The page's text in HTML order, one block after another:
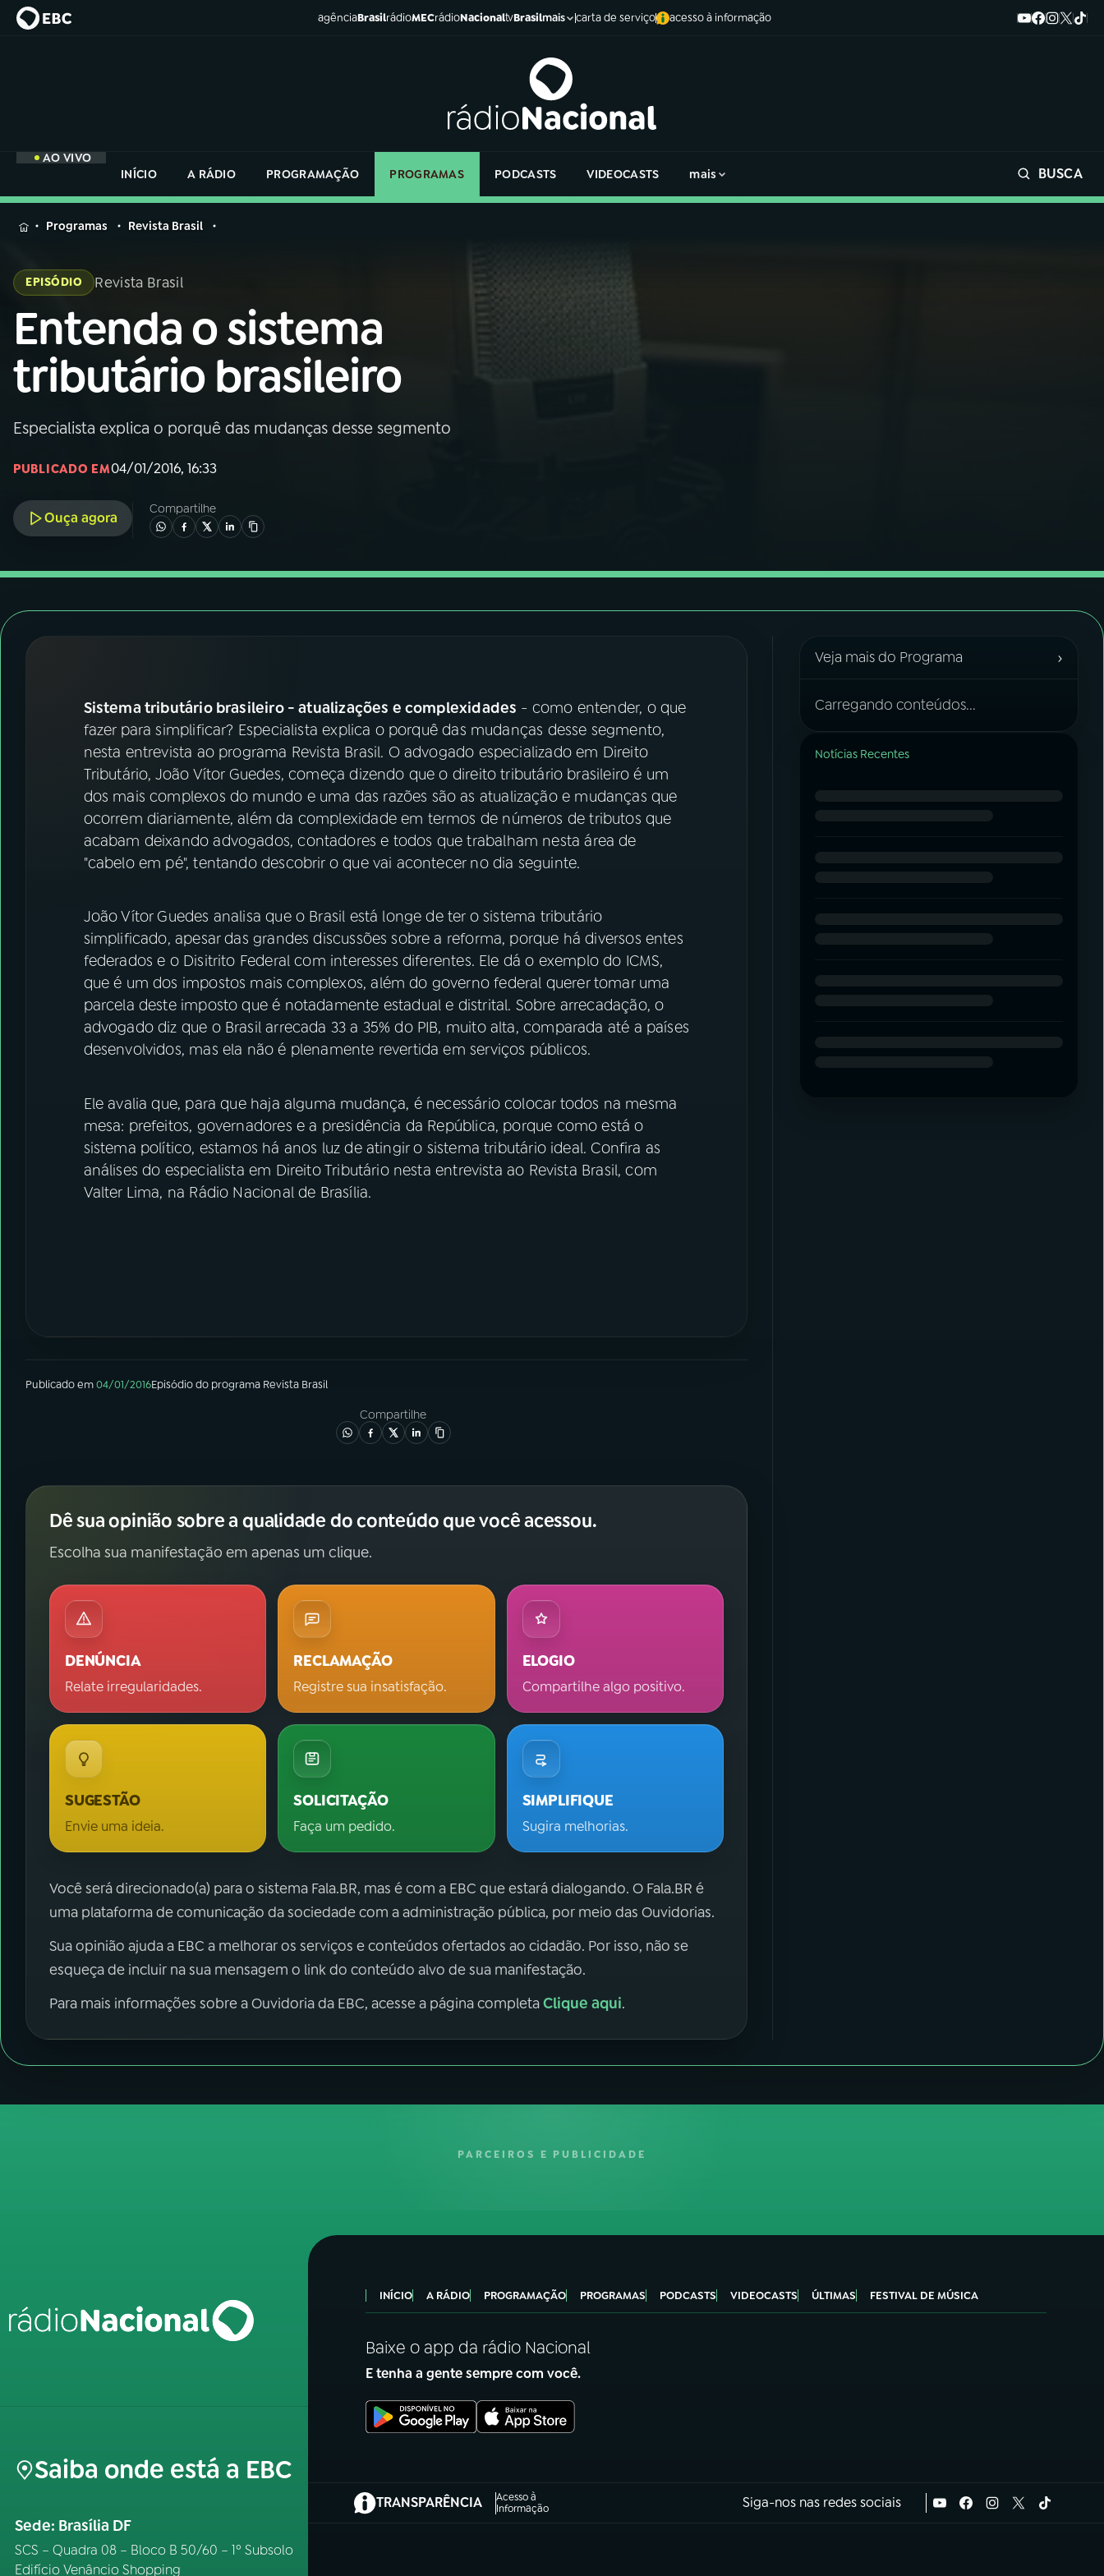
agênciaBrasilrádioMECrádioNacionaltvBrasilmais carta de serviço acesso à informação
AO VIVO
INÍCIO
A RÁDIO PROGRAMAÇÃO PROGRAMAS PODCASTS VIDEOCASTS mais BUSCA
MENU
Buscar
na
Rádio
Nacional
AO VIVO
02A RÁDIO
03PROGRAMAÇÃO
04PROGRAMAS
ÚLTIMAS
FESTIVAL DE MÚSICA
ACOMPANHE A RÁDIO NACIONAL
Instagram X
na
Rádio
Programas Revista Brasil
EPISÓDIO Revista Brasil
Entenda o sistema
tributário brasileiro
Especialista explica o porquê das mudanças desse segmento
PUBLICADO EM04/01/2016, 16:33
Ouça agora
Compartilhe
Sistema tributário brasileiro - atualizações e complexidades - como entender, o que
fazer para simplificar? Especialista explica o porquê das mudanças desse segmento,
nesta entrevista ao programa Revista Brasil. O advogado especializado em Direito
Tributário, João Vítor Guedes, começa dizendo que o direito tributário brasileiro é um
dos mais complexos do mundo e uma das razões são as atualização e mudanças que
ocorrem diariamente, além da complexidade em termos de números de tributos que
acabam deixando advogados, contadores e todos que trabalham nesta área de
"cabelo em pé", tentando descobrir o que vai acontecer no dia seguinte.
João Vítor Guedes analisa que o Brasil está longe de ter o sistema tributário
simplificado, apesar das grandes discussões sobre a reforma, porque há diversos entes
federados e o Disitrito Federal com interesses diferentes. Ele dá o exemplo do ICMS,
que é um dos impostos mais complexos, além do governo federal querer tomar uma
parcela deste imposto que é notadamente estadual e distrital. Sobre arrecadação, o
advogado diz que o Brasil arrecada 33 a 35% do PIB, muito alta, comparada até a países
desenvolvidos, mas ela não é plenamente revertida em serviços públicos.
Ele avalia que, para que haja alguma mudança, é necessário colocar todos na mesma
mesa: prefeitos, governadores e a presidência da República, porque como está o
sistema político, estamos há anos luz de atingir o sistema tributário ideal. Confira as
análises do especialista em Direito Tributário nesta entrevista ao Revista Brasil, com
Valter Lima, na Rádio Nacional de Brasília.
Publicado em04/01/2016Episódiodo programa Revista Brasil
Compartilhe
Dê sua opinião sobre a qualidade do conteúdo que você acessou.
Escolha sua manifestação em apenas um clique.
DENÚNCIA
Relate irregularidades.
RECLAMAÇÃO
Registre sua insatisfação.
ELOGIO
Compartilhe algo positivo.
SUGESTÃO
Envie uma ideia.
SOLICITAÇÃO
Faça um pedido.
SIMPLIFIQUE
Sugira melhorias.
Você será direcionado(a) para o sistema Fala.BR, mas é com a EBC que estará dialogando. O Fala.BR é
uma plataforma de comunicação da sociedade com a administração pública, por meio das Ouvidorias.
Sua opinião ajuda a EBC a melhorar os serviços e conteúdos ofertados ao cidadão. Por isso, não se
esqueça de incluir na sua mensagem o link do conteúdo alvo de sua manifestação.
Para mais informações sobre a Ouvidoria da EBC, acesse a página completaClique aqui.
Veja mais do Programa ›
Carregando conteúdos...
Notícias Recentes
PARCEIROS E PUBLICIDADE
Saiba onde está a EBC
Sede: Brasília DF
SCS – Quadra 08 – Bloco B 50/60 – 1º Subsolo
Edifício Venâncio Shopping
INÍCIO A RÁDIO PROGRAMAÇÃO PROGRAMAS PODCASTS VIDEOCASTS ÚLTIMAS FESTIVAL DE MÚSICA
Baixe o app da rádio Nacional
E tenha a gente sempre com você.
TRANSPARÊNCIA
Acesso à
Informação
(abre em nova aba) Siga-nos nas redes sociais